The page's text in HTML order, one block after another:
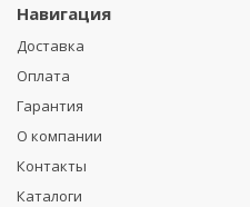
Навигация
Доставка
Оплата
Гарантия
О компании
Контакты
Каталоги